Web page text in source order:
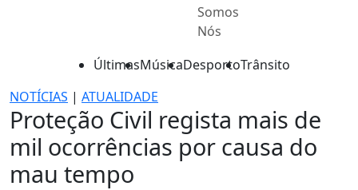
Somos
Nós
ÚltimasMúsicaDesportoTrânsito
NOTÍCIAS | ATUALIDADE
Proteção Civil regista mais de
mil ocorrências por causa do
mau tempo